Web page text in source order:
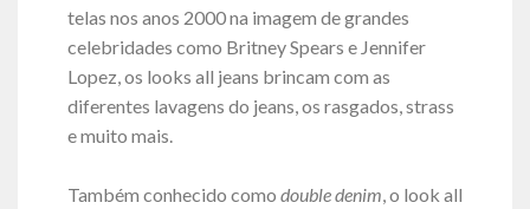
telas nos anos 2000 na imagem de grandes
celebridades como Britney Spears e Jennifer
Lopez, os looks all jeans brincam com as
diferentes lavagens do jeans, os rasgados, strass
e muito mais.
Também conhecido como double denim, o look all